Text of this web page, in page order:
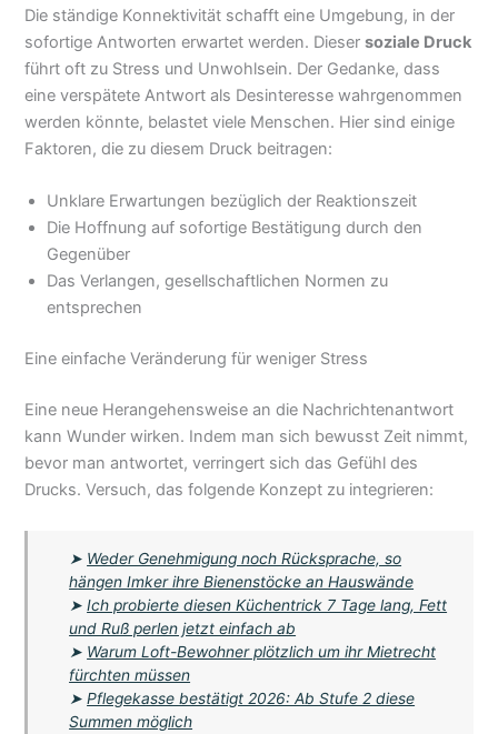
Die ständige Konnektivität schafft eine Umgebung, in der
sofortige Antworten erwartet werden. Diesersoziale Druck
führt oft zu Stress und Unwohlsein. Der Gedanke, dass
eine verspätete Antwort als Desinteresse wahrgenommen
werden könnte, belastet viele Menschen. Hier sind einige
Faktoren, die zu diesem Druck beitragen:
Unklare Erwartungen bezüglich der Reaktionszeit
Die Hoffnung auf sofortige Bestätigung durch den
Gegenüber
Das Verlangen, gesellschaftlichen Normen zu
entsprechen
Eine einfache Veränderung für weniger Stress
Eine neue Herangehensweise an die Nachrichtenantwort
kann Wunder wirken. Indem man sich bewusst Zeit nimmt,
bevor man antwortet, verringert sich das Gefühl des
Drucks. Versuch, das folgende Konzept zu integrieren:
➤ Weder Genehmigung noch Rücksprache, so
hängen Imker ihre Bienenstöcke an Hauswände
➤Ich probierte diesen Küchentrick 7 Tage lang, Fett
und Ruß perlen jetzt einfach ab
➤ Warum Loft-Bewohner plötzlich um ihr Mietrecht
fürchten müssen
➤Pflegekasse bestätigt 2026: Ab Stufe 2 diese
Summen möglich